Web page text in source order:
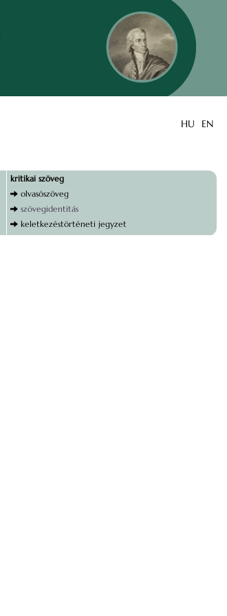
HU EN
kritikai szöveg
olvasószöveg
szövegidentitás
keletkezéstörténeti jegyzet